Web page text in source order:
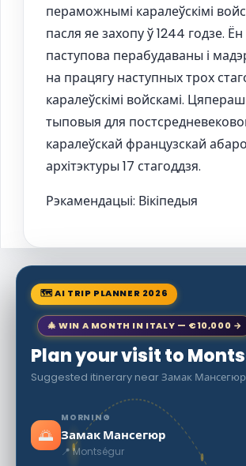
пераможнымі каралеўскімі
пасля яе захопу ў 1244 годзе.
паступова перабудаваны і
на працягу наступных трох
каралеўскімі войскамі.
тыповыя для
каралеўскай французскай
архітэктуры 17 стагоддзя.
Рэкамендацыі: Вікіпедыя
🗺 AI TRIP PLANNER 2026
🎄 WIN A MONTH IN ITALY — €10,000 →
Plan your visit to
Suggested itinerary near Замак Мансегюр
🌅
MORNING
Замак Мансегюр
📍 Montségur